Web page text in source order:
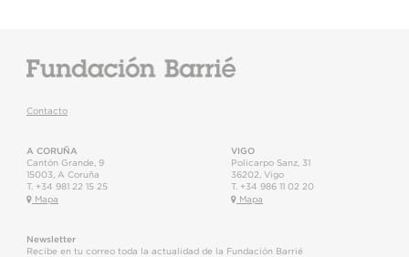
Contacto
A CORUÑA
Cantón Grande, 9
15003
A Coruña
T. +34 981 22 15 25
Mapa
VIGO
Policarpo Sanz, 31
36202 Vigo
T. +34 986 11 02 20
Mapa
Newsletter
Recibe en tu correo toda la actualidad de la Fundación Barrié